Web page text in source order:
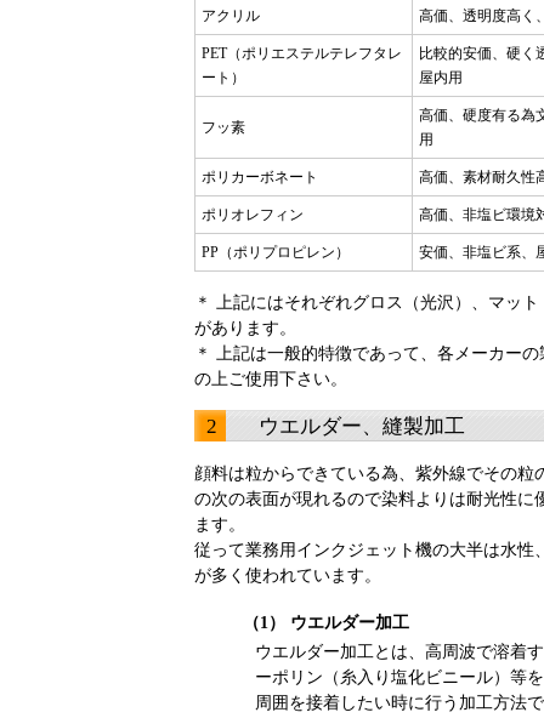
アクリル 高価、透明度高く
PET（ポリエステルテレフタレ
ート）
比較的安価、硬く
屋内用
フッ素
高価、硬度有る為
用
ポリカーボネート 高価、素材耐久性
ポリオレフィン 高価、非塩ビ環境
PP（ポリプロピレン） 安価、非塩ビ系、
＊ 上記にはそれぞれグロス（光沢）、マッ
があります。
＊ 上記は一般的特徴であって、各メーカー
の上ご使用下さい。
2 ウエルダー、縫製加工
顔料は粒からできている為、紫外線でその粒
の次の表面が現れるので染料よりは耐光性に
ます。
従って業務用インクジェット機の大半は水性
が多く使われています。
（1） ウエルダー加工
ウエルダー加工とは、高周波で溶着
ーポリン（糸入り塩化ビニール）等
周囲を接着したい時に行う加工方法